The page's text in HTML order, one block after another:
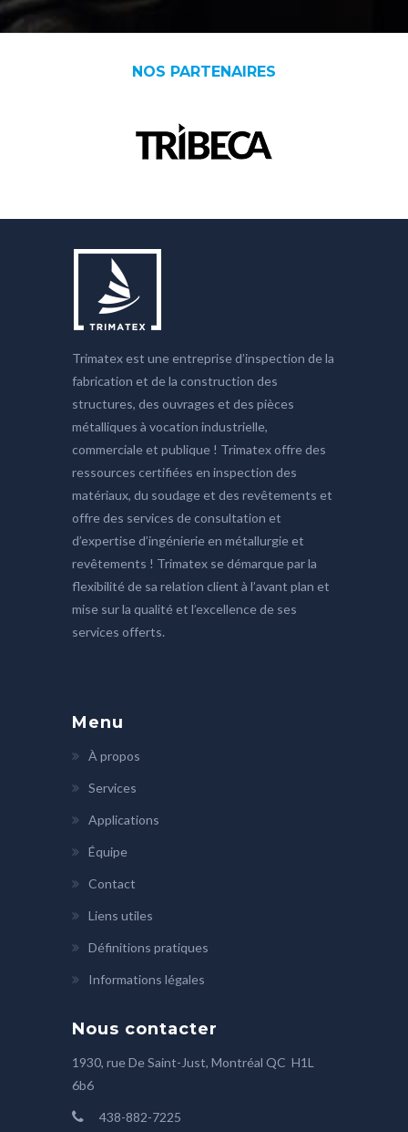
NOS PARTENAIRES
Trimatex est une entreprise d’inspection de la
fabrication et de la construction des
structures, des ouvrages et des pièces
métalliques à vocation industrielle,
commerciale et publique ! Trimatex offre des
ressources certifiées en inspection des
matériaux, du soudage et des revêtements et
offre des services de consultation et
d’expertise d’ingénierie en métallurgie et
revêtements ! Trimatex se démarque par la
flexibilité de sa relation client à l’avant plan et
mise sur la qualité et l’excellence de ses
services offerts.
Menu
À propos
Services
Applications
Équipe
Contact
Liens utiles
Définitions pratiques
Informations légales
Nous contacter
1930, rue De Saint-Just, Montréal QC H1L
6b6
438-882-7225